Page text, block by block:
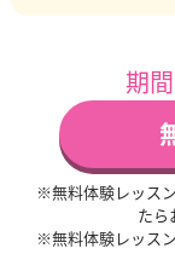
期
※無料体験レッス
たら
※無料体験レッス